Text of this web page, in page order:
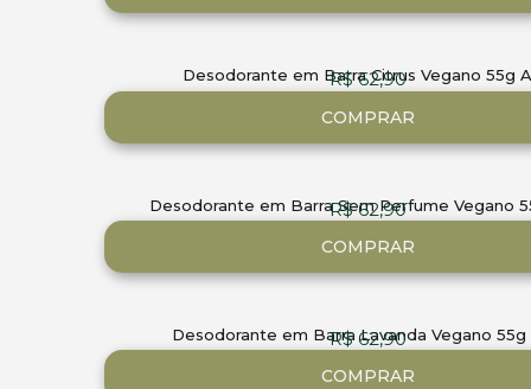
Desodorante em Barra Citrus Vegano 55g
R$62,90
COMPRAR
Desodorante em Barra Sem Perfume Vegano
R$62,90
COMPRAR
Desodorante em Barra Lavanda Vegano 55g
R$62,90
COMPRAR